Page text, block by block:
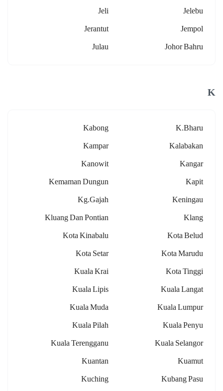
Jelebu
Jeli
Jempol
Jerantut
Johor Bahru
Julau
K
K.bharu
Kabong
Kalabakan
Kampar
Kangar
Kanowit
Kapit
Kemaman Dungun
Keningau
Kg.gajah
Klang
Kluang Dan Pontian
Kota Belud
Kota Kinabalu
Kota Marudu
Kota Setar
Kota Tinggi
Kuala Krai
Kuala Langat
Kuala Lipis
Kuala Lumpur
Kuala Muda
Kuala Penyu
Kuala Pilah
Kuala Selangor
Kuala Terengganu
Kuamut
Kuantan
Kubang Pasu
Kuching